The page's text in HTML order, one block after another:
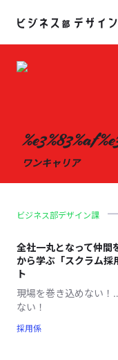
ワンキャリア
ビジネス部デザイン課
全社一丸となって仲間
から学ぶ「スクラム採
ト
現場を巻き込めない
ない！
採用係